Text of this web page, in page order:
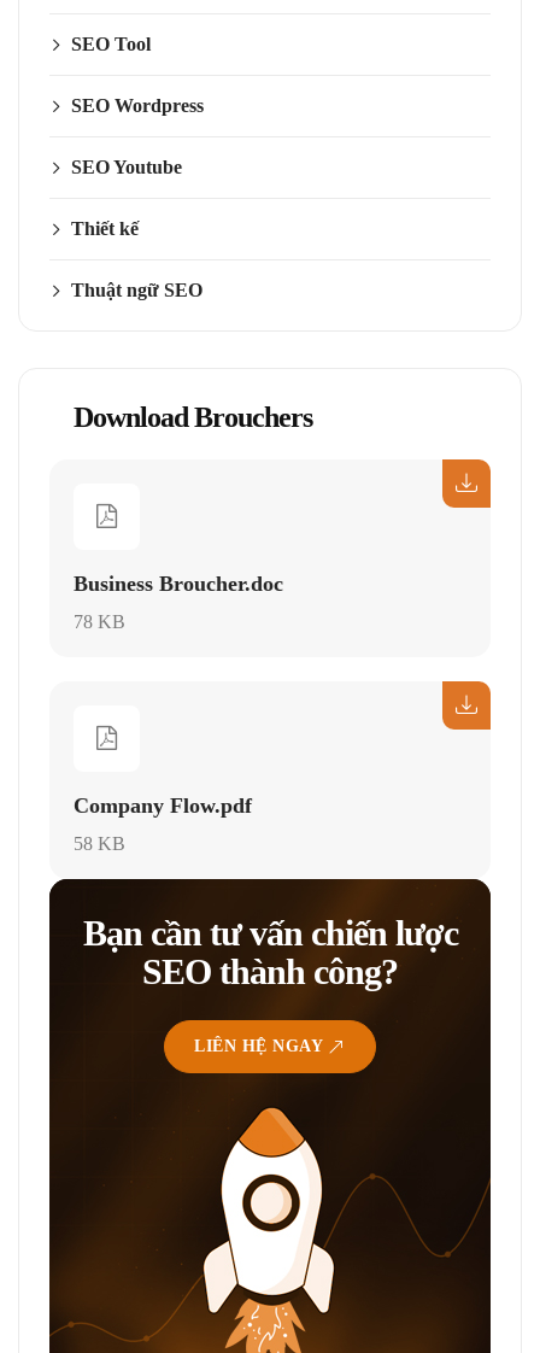
SEO Tool
SEO Wordpress
SEO Youtube
Thiết kế
Thuật ngữ SEO
Download Brouchers
Business Broucher.doc
78 KB
Company Flow.pdf
58 KB
Bạn cần tư vấn chiến lược
SEO thành công?
LIÊN HỆ NGAY